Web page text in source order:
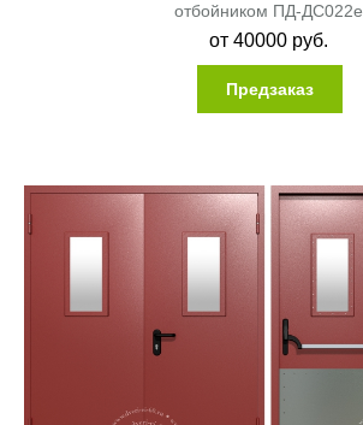
отбойником ПД-ДС022e
от40000 руб.
Предзаказ